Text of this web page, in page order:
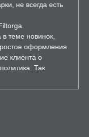
не всегда есть
теме новинок,
оформления
клиента о
Так